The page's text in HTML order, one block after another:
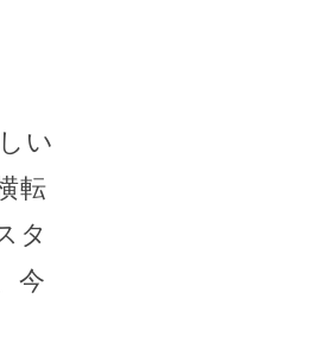
い
転
タ
今